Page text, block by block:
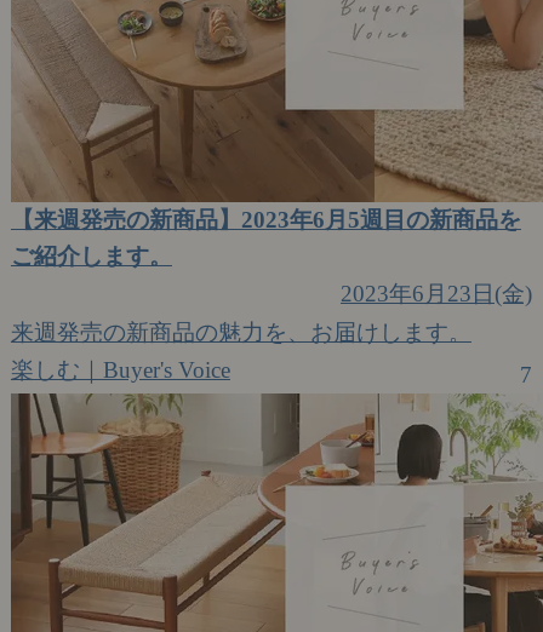
【来週発売の新商品】2023年6月5週目の新商品を
ご紹介します。
2023年6月23日(金)
来週発売の新商品の魅力を、お届けします。
楽しむ｜Buyer's Voice
7